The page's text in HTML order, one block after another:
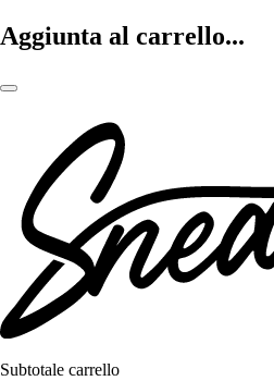
Aggiunta al carrello...
Subtotale carrello